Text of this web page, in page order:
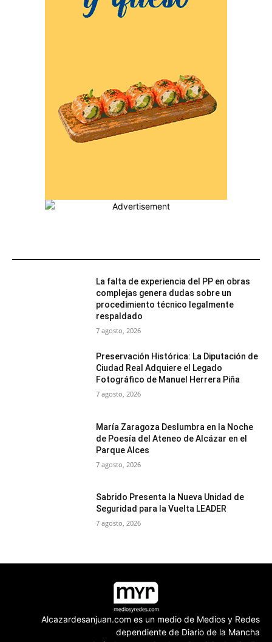
La falta de experiencia del PP en obras
complejas genera dudas sobre un
procedimiento técnico legalmente
respaldado
7 agosto, 2026
Preservación Histórica: La Diputación de
Ciudad Real Adquiere el Legado
Fotográfico de Manuel Herrera Piña
7 agosto, 2026
María Zaragoza Deslumbra en la Noche
de Poesía del Ateneo de Alcázar en el
Parque Alces
7 agosto, 2026
Sabrido Presenta la Nueva Unidad de
Seguridad para la Vuelta LEADER
7 agosto, 2026
Alcazardesanjuan.com es un medio de Medios y Redes
dependiente de Diario de la Mancha